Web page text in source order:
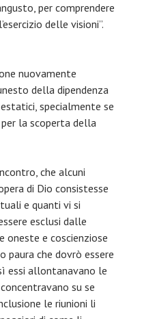
per comprendere
delle visioni”.
nuovamente
della dipendenza
specialmente se
la scoperta della
che alcuni
di Dio consistesse
e quanti vi si
esclusi dalle
oneste e coscienziose
paura che dovrò essere
essi allontanavano le
su se
le riunioni li